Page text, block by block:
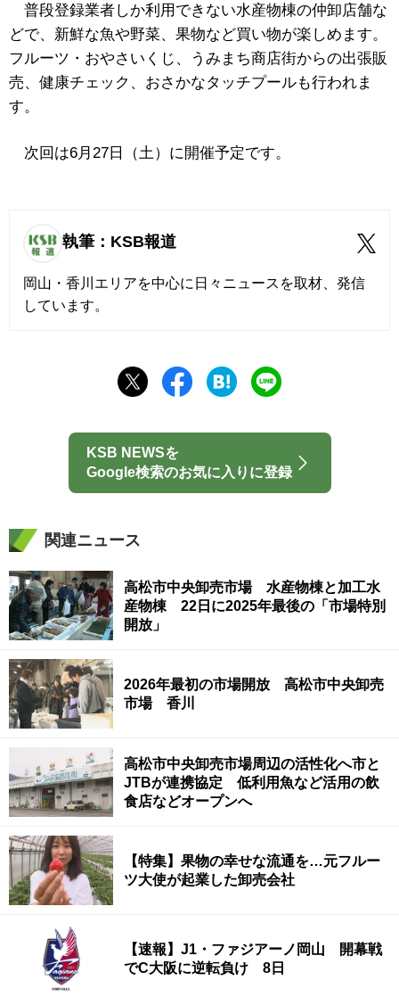
普段登録業者しか利用できない水産物棟の仲卸店舗な
どで、新鮮な魚や野菜、果物など買い物が楽しめます。
フルーツ・おやさいくじ、うみまち商店街からの出張販
売、健康チェック、おさかなタッチプールも行われま
す。
次回は6月27日（土）に開催予定です。
執筆：KSB報道
岡山・香川エリアを中心に日々ニュースを取材、発信
しています。
KSB NEWSを
Google検索のお気に入りに登録
関連ニュース
高松市中央卸売市場 水産物棟と加工水
産物棟 22日に2025年最後の「市場特別
開放」
2026年最初の市場開放 高松市中央卸売
市場 香川
高松市中央卸売市場周辺の活性化へ市と
JTBが連携協定 低利用魚など活用の飲
食店などオープンへ
【特集】果物の幸せな流通を…元フルー
ツ大使が起業した卸売会社
【速報】J1・ファジアーノ岡山 開幕戦
でC大阪に逆転負け 8日